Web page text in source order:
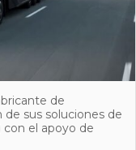
de
sus soluciones de
el apoyo de